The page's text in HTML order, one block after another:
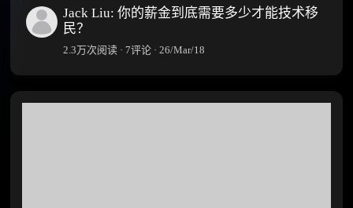
Jack Liu: 你的薪金到底需要多少才能技术移
民？
2.3万次阅读 · 7评论 · 26/Mar/18